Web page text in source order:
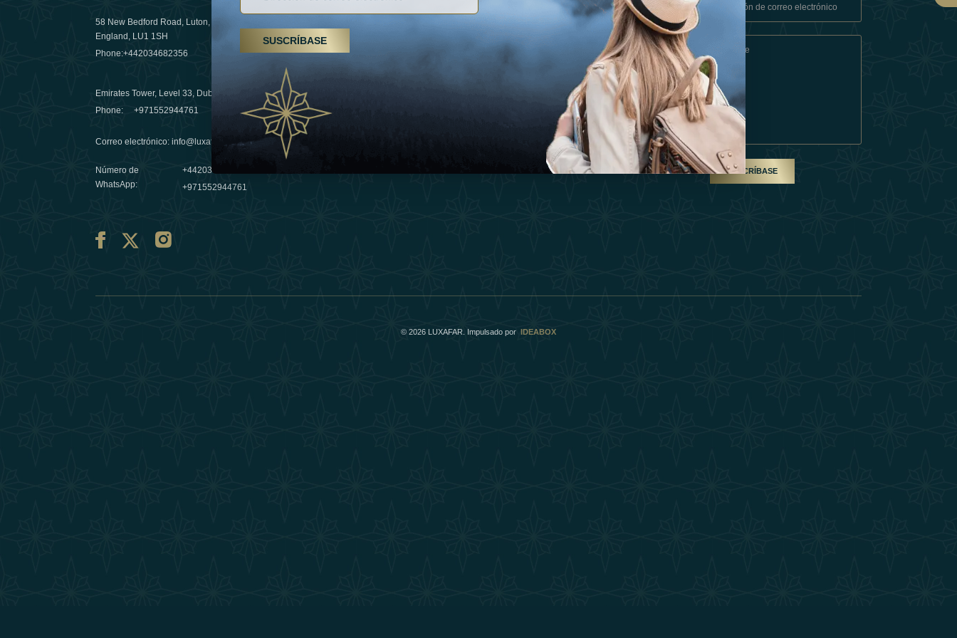
58 New Bedford Road, Luton,
England, LU1 1SH
Phone:+442034682356
Emirates Tower, Level 33, Dubai, UAE
Phone:+971552944761
Correo electrónico:info@luxafar.com
Número de
WhatsApp:
+442034682356
+971552944761
Senderismo, tratamientos de spa y yoga: los
Emiratos Árabes Unidos se erigen como un
03 April 2025
Évasions hivernales pour les voyageurs des
Émirats: redéfinir le voyage de luxe
10 March 2025
Esperienza
Términos Y Condiciones
Conviértase En Socio
Our Team
SUSCRÍBASE
© 2026 LUXAFAR. Impulsado por IDEABOX
SUSCRÍBASE